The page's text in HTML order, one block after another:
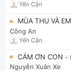
Yến Cận
MÙA THU VÀ EM
Công An
Yến Cận
CÁM ƠN CON -
Nguyễn Xuân Xe